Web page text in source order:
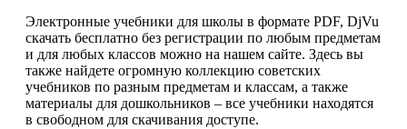
Электронные учебники для школы в формате PDF, DjVu
скачать бесплатно без регистрации по любым предметам
и для любых классов можно на нашем сайте. Здесь вы
также найдете огромную коллекцию советских
учебников по разным предметам и классам, а также
материалы для дошкольников – все учебники находятся
в свободном для скачивания доступе.